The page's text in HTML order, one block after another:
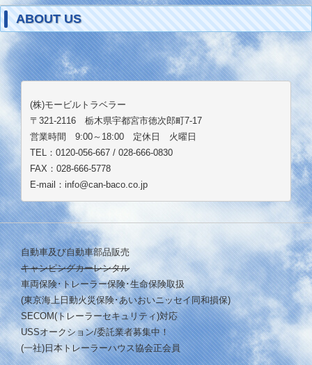
ABOUT US
(株)モービルトラベラー
〒321-2116 栃木県宇都宮市徳次郎町7-17
営業時間 9:00～18:00 定休日 火曜日
TEL：0120-056-667 / 028-666-0830
FAX：028-666-5778
E-mail：info@can-baco.co.jp
自動車及び自動車部品販売
キャンピングカーレンタル
車両保険･トレーラー保険･生命保険取扱
(東京海上日動火災保険･あいおいニッセイ同和損保)
SECOM(トレーラーセキュリティ)対応
USSオークション/委託業者募集中！
(一社)日本トレーラーハウス協会正会員